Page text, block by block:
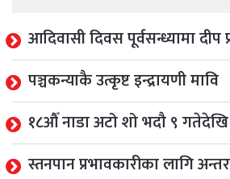
आदिवासी दिवस पूर्वसन्ध्यामा दीप
पञ्चकन्याकै उत्कृष्ट इन्द्रायणी मावि
१८औँ नाडा अटो शो भदौ ९ गतेदेखि
स्तनपान प्रभावकारीका लागि